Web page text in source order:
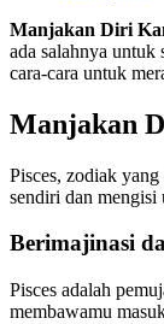
Manjakan Diri
ada salahnya
cara-cara untuk
Manjakan
Pisces, zodiak
sendiri dan mengisi
Berimajinasi
Pisces adalah
membawamu